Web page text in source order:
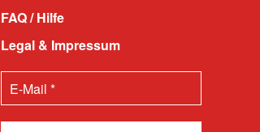
FAQ / Hilfe
Legal & Impressum